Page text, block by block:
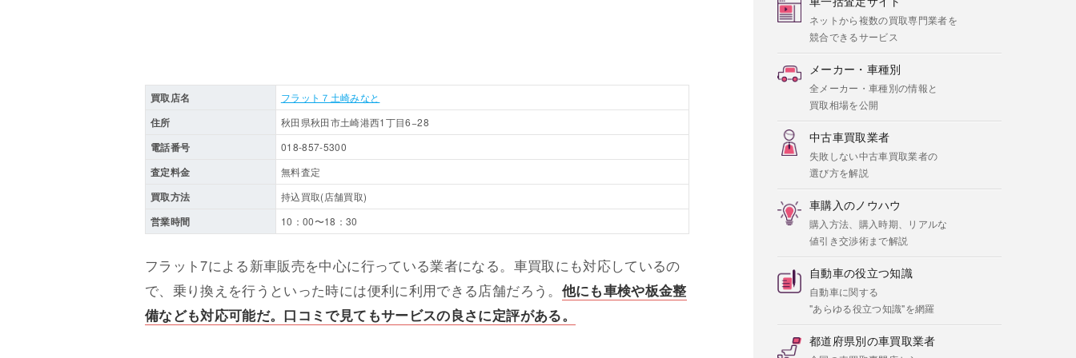
買取店名 フラット７土崎みなと
住所 秋田県秋田市土崎港西1丁目6−28
電話番号 018-857-5300
査定料金 無料査定
買取方法 持込買取(店舗買取)
営業時間 10：00〜18：30
フラット7による新車販売を中心に行っている業者になる。車買取にも対応しているの
で、乗り換えを行うといった時には便利に利用できる店舗だろう。 他にも車検や板金整
備なども対応可能だ。口コミで見てもサービスの良さに定評がある。
ネットから複数の買取専門業者を
競合できるサービス
メーカー・車種別
全メーカー・車種別の情報と
買取相場を公開
中古車買取業者
失敗しない中古車買取業者の
選び方を解説
車購入のノウハウ
購入方法、購入時期、リアルな
値引き交渉術まで解説
自動車の役立つ知識
自動車に関する
"あらゆる役立つ知識"を網羅
都道府県別の車買取業者